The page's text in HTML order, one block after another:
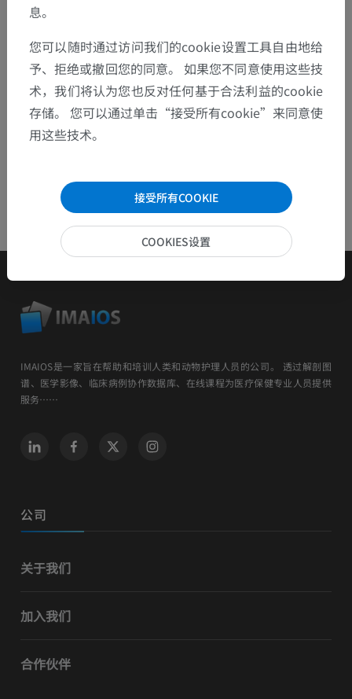
下载APP
IMAIOS是一家旨在帮助和培训人类和动物护理人员的公司。 透过解剖图
谱、医学影像、临床病例协作数据库、在线课程为医疗保健专业人员提供
服务……
公司
关于我们
加入我们
合作伙伴
息。
您可以随时通过访问我们的cookie设置工具自由地给
予、拒绝或撤回您的同意。 如果您不同意使用这些技
术，我们将认为您也反对任何基于合法利益的cookie
存储。 您可以通过单击“接受所有cookie”来同意使
用这些技术。
接受所有COOKIE
COOKIES设置